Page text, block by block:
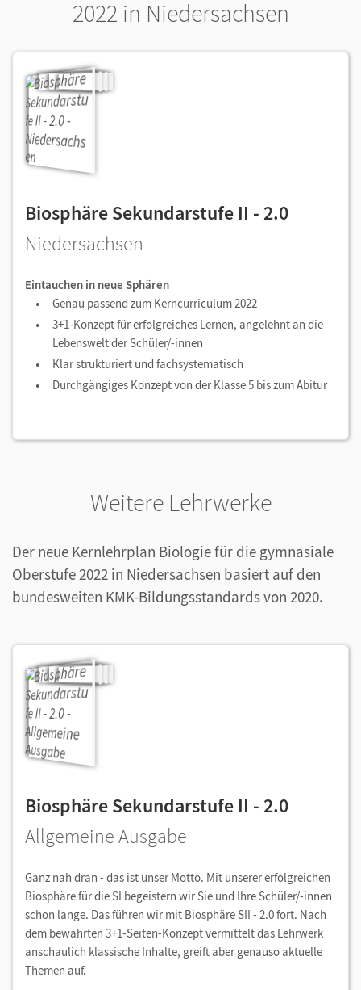
2022 in Niedersachsen
Biosphäre Sekundarstufe II - 2.0
Niedersachsen
Eintauchen in neue Sphären
Genau passend zum Kerncurriculum 2022
3+1-Konzept für erfolgreiches Lernen, angelehnt an die
Lebenswelt der Schüler/-innen
Klar strukturiert und fachsystematisch
Durchgängiges Konzept von der Klasse 5 bis zum Abitur
Weitere Lehrwerke
Der neue Kernlehrplan Biologie für die gymnasiale
Oberstufe 2022 in Niedersachsen basiert auf den
bundesweiten KMK-Bildungsstandards von 2020.
Biosphäre Sekundarstufe II - 2.0
Allgemeine Ausgabe
Ganz nah dran - das ist unser Motto. Mit unserer erfolgreichen
Biosphäre für die SI begeistern wir Sie und Ihre Schüler/-innen
schon lange. Das führen wir mit Biosphäre SII - 2.0 fort. Nach
dem bewährten 3+1-Seiten-Konzept vermittelt das Lehrwerk
anschaulich klassische Inhalte, greift aber genauso aktuelle
Themen auf.